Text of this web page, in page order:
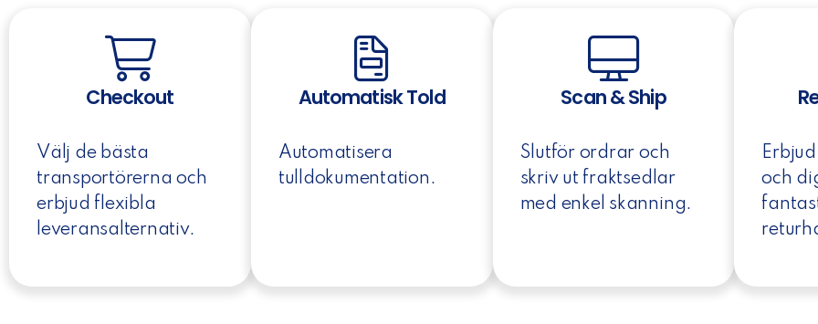
Checkout
Välj de bästa
transportörerna och
erbjud flexibla
leveransalternativ.
Automatisk Told
Automatisera
tulldokumentation.
Scan & Ship
Slutför ordrar och
skriv ut fraktsedlar
med enkel skanning.
och